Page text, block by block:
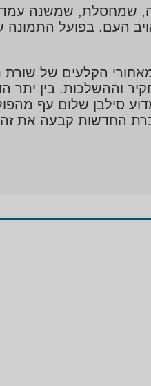
שמחסלת, שמשנה
העם. בפועל התמונה
הקלעים של שורת
וההשלכות. בין יתר
מטרים מבלי ששם לב, מדוע
החדשות קבעה את